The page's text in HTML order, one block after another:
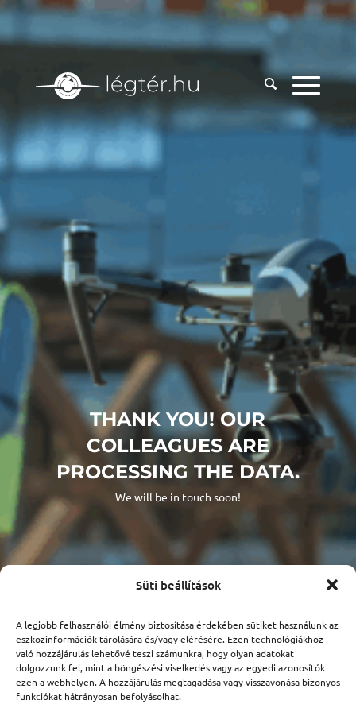
Süti beállítások
A legjobb felhasználói élmény biztosítása érdekében sütiket használunk az
eszközinformációk tárolására és/vagy elérésére. Ezen technológiákhoz
való hozzájárulás lehetővé teszi számunkra, hogy olyan adatokat
dolgozzunk fel, mint a böngészési viselkedés vagy az egyedi azonosítók
ezen a webhelyen. A hozzájárulás megtagadása vagy visszavonása bizonyos
funkciókat hátrányosan befolyásolhat.
THANK YOU! OUR
COLLEAGUES ARE
PROCESSING THE DATA.
We will be in touch soon!